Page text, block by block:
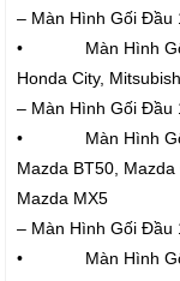
– Màn Hình Gối Đầu
• Màn Hình Gối
Honda City,
– Màn Hình Gối Đầu
• Màn Hình Gối
Mazda BT50,
Mazda MX5
– Màn Hình Gối Đầu
• Màn Hình Gối